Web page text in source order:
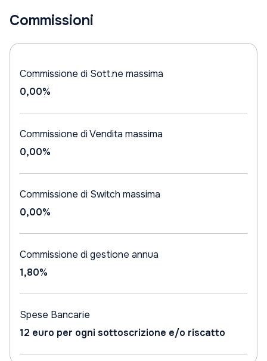
Commissioni
Commissione di Sott.ne massima
0,00%
Commissione di Vendita massima
0,00%
Commissione di Switch massima
0,00%
Commissione di gestione annua
1,80%
Spese Bancarie
12 euro per ogni sottoscrizione e/o riscatto